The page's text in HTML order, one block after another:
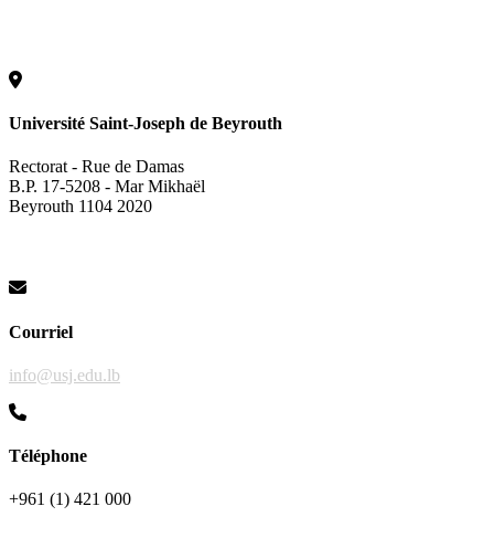
Université Saint-Joseph de Beyrouth
Rectorat - Rue de Damas
B.P. 17-5208 - Mar Mikhaël
Beyrouth 1104 2020
Courriel
info@usj.edu.lb
Téléphone
+961 (1) 421 000